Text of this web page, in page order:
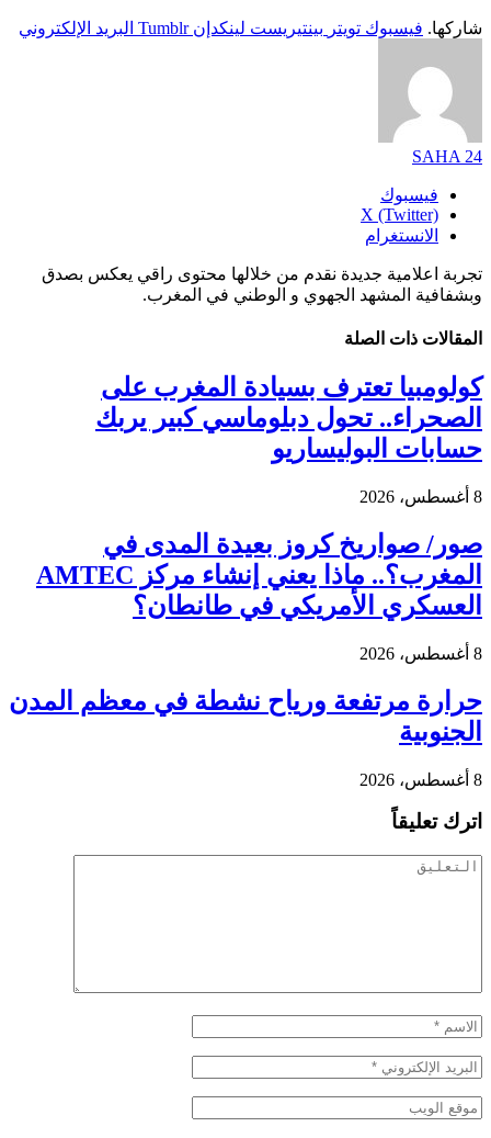
شاركها. فيسبوك تويتر بينتيريست لينكدإن Tumblr البريد الإلكتروني
SAHA 24
فيسبوك
X (Twitter)
الانستغرام
تجربة اعلامية جديدة نقدم من خلالها محتوى راقي يعكس بصدق
وبشفافية المشهد الجهوي و الوطني في المغرب.
المقالات ذات الصلة
كولومبيا تعترف بسيادة المغرب على
الصحراء.. تحول دبلوماسي كبير يربك
حسابات البوليساريو
8 أغسطس، 2026
صور/ صواريخ كروز بعيدة المدى في
المغرب؟.. ماذا يعني إنشاء مركز AMTEC
العسكري الأمريكي في طانطان؟
8 أغسطس، 2026
حرارة مرتفعة ورياح نشطة في معظم المدن
الجنوبية
8 أغسطس، 2026
اترك تعليقاً